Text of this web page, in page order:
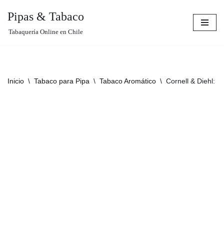
Pipas & Tabaco
Tabaquería Online en Chile
Inicio \ Tabaco para Pipa \ Tabaco Aromático \ Cornell & Diehl: